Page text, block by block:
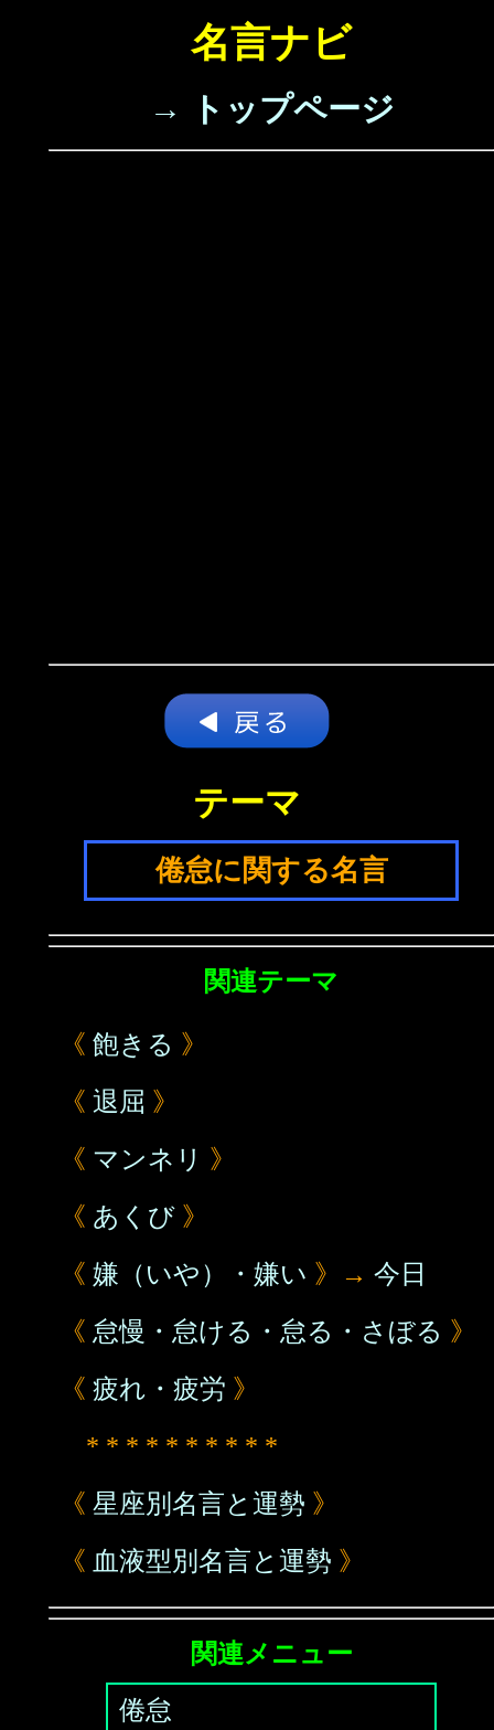
名言ナビ
→ トップページ
テーマ
倦怠に関する名言
関連テーマ
《 飽きる 》
《 退屈 》
《 マンネリ 》
《 あくび 》
《 嫌（いや）・嫌い 》→ 今日
《 怠慢・怠ける・怠る・さぼる 》
《 疲れ・疲労 》
* * * * * * * * * *
《 星座別名言と運勢 》
《 血液型別名言と運勢 》
関連メニュー
倦怠